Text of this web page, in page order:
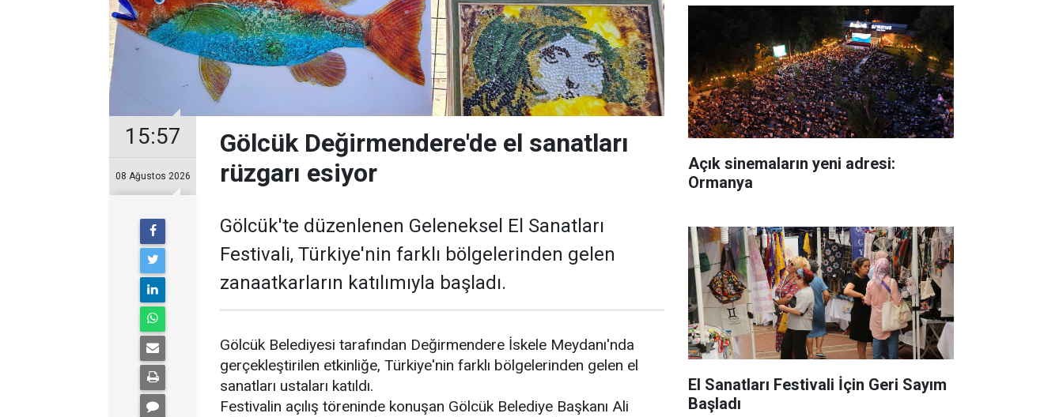
15:57
08 Ağustos 2026
Gölcük Değirmendere'de el sanatları
rüzgarı esiyor
Gölcük'te düzenlenen Geleneksel El Sanatları
Festivali, Türkiye'nin farklı bölgelerinden gelen
zanaatkarların katılımıyla başladı.
Gölcük Belediyesi tarafından Değirmendere İskele Meydanı'nda
gerçekleştirilen etkinliğe, Türkiye'nin farklı bölgelerinden gelen el
sanatları ustaları katıldı.
Festivalin açılış töreninde konuşan Gölcük Belediye Başkanı Ali
Açık sinemaların yeni adresi:
Ormanya
El Sanatları Festivali İçin Geri Sayım
Başladı